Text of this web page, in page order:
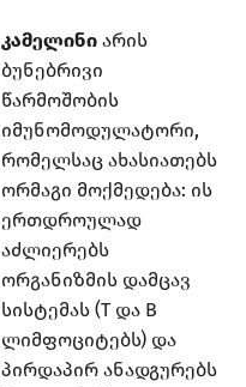
კამელინი არის
ბუნებრივი
წარმოშობის
იმუნომოდულატორი,
რომელსაც ახასიათებს
ორმაგი მოქმედება: ის
ერთდროულად
აძლიერებს
ორგანიზმის დამცავ
სისტემას (T და B
ლიმფოციტებს) და
პირდაპირ ანადგურებს